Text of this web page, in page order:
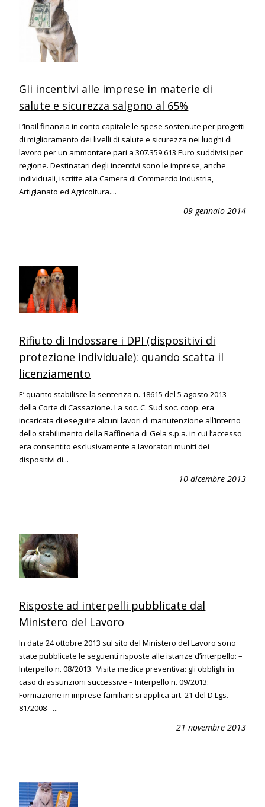
Gli incentivi alle imprese in materie di
salute e sicurezza salgono al 65%
L’Inail finanzia in conto capitale le spese sostenute per progetti
di miglioramento dei livelli di salute e sicurezza nei luoghi di
lavoro per un ammontare pari a 307.359.613 Euro suddivisi per
regione. Destinatari degli incentivi sono le imprese, anche
individuali, iscritte alla Camera di Commercio Industria,
Artigianato ed Agricoltura....
09 gennaio 2014
Rifiuto di Indossare i DPI (dispositivi di
protezione individuale): quando scatta il
licenziamento
E’ quanto stabilisce la sentenza n. 18615 del 5 agosto 2013
della Corte di Cassazione. La soc. C. Sud soc. coop. era
incaricata di eseguire alcuni lavori di manutenzione all’interno
dello stabilimento della Raffineria di Gela s.p.a. in cui l’accesso
era consentito esclusivamente a lavoratori muniti dei
dispositivi di...
10 dicembre 2013
Risposte ad interpelli pubblicate dal
Ministero del Lavoro
In data 24 ottobre 2013 sul sito del Ministero del Lavoro sono
state pubblicate le seguenti risposte alle istanze d’interpello: –
Interpello n. 08/2013: Visita medica preventiva: gli obblighi in
caso di assunzioni successive – Interpello n. 09/2013:
Formazione in imprese familiari: si applica art. 21 del D.Lgs.
81/2008 –...
21 novembre 2013